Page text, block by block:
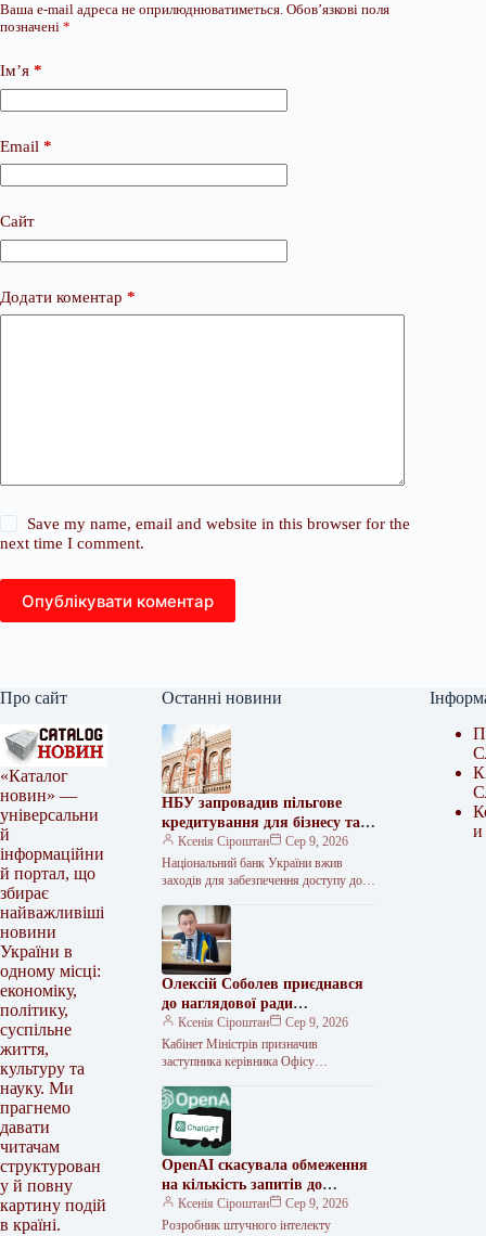
Ваша e-mail адреса не оприлюднюватиметься. Обов’язкові поля
позначені *
Ім’я *
Email *
Сайт
Додати коментар *
Save my name, email and website in this browser for the
next time I comment.
Опублікувати коментар
Про сайт
«Каталог
новин» —
універсальни
й
інформаційни
й портал, що
збирає
найважливіші
новини
України в
одному місці:
економіку,
політику,
суспільне
життя,
культуру та
науку. Ми
прагнемо
давати
читачам
структурован
у й повну
картину подій
в країні.
Останні новини
НБУ запровадив пільгове
кредитування для бізнесу та
аграріїв через російські атаки
Ксенія Сіроштан
Сер 9, 2026
Національний банк України вжив
заходів для забезпечення доступу до
працюють у стратегічно важливих
секторах економіки, зокрема в
Олексій Соболев приєднався
до наглядової ради
“Нафтогазу”
Ксенія Сіроштан
Сер 9, 2026
Кабінет Міністрів призначив
заступника керівника Офісу
наглядової ради НАК “Нафтогаз
України” як представника держави.
“Обрати членом
OpenAI скасувала обмеження
на кількість запитів до
ChatGPT
Ксенія Сіроштан
Сер 9, 2026
Розробник штучного інтелекту
и